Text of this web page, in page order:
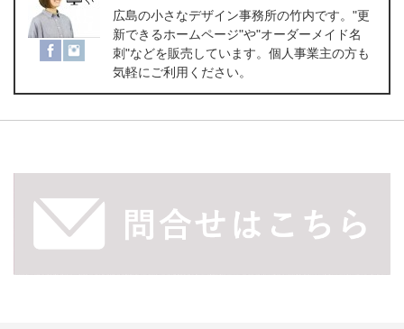
広島の小さなデザイン事務所の竹内です。"更
新できるホームページ"や"オーダーメイド名
刺"などを販売しています。個人事業主の方も
気軽にご利用ください。